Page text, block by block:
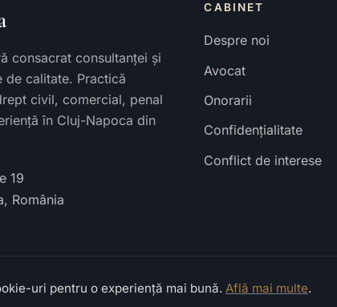
consacrat consultanței și
de calitate. Practică
civil, comercial, penal
în Cluj-Napoca din
19
, România
CABINET
Despre noi
Avocat
Onorarii
Confidențialitate
Conflict de interese
Ionaș Mihaela. Toate drepturile rezervate.
uri pentru o experiență mai bună. Află mai multe.